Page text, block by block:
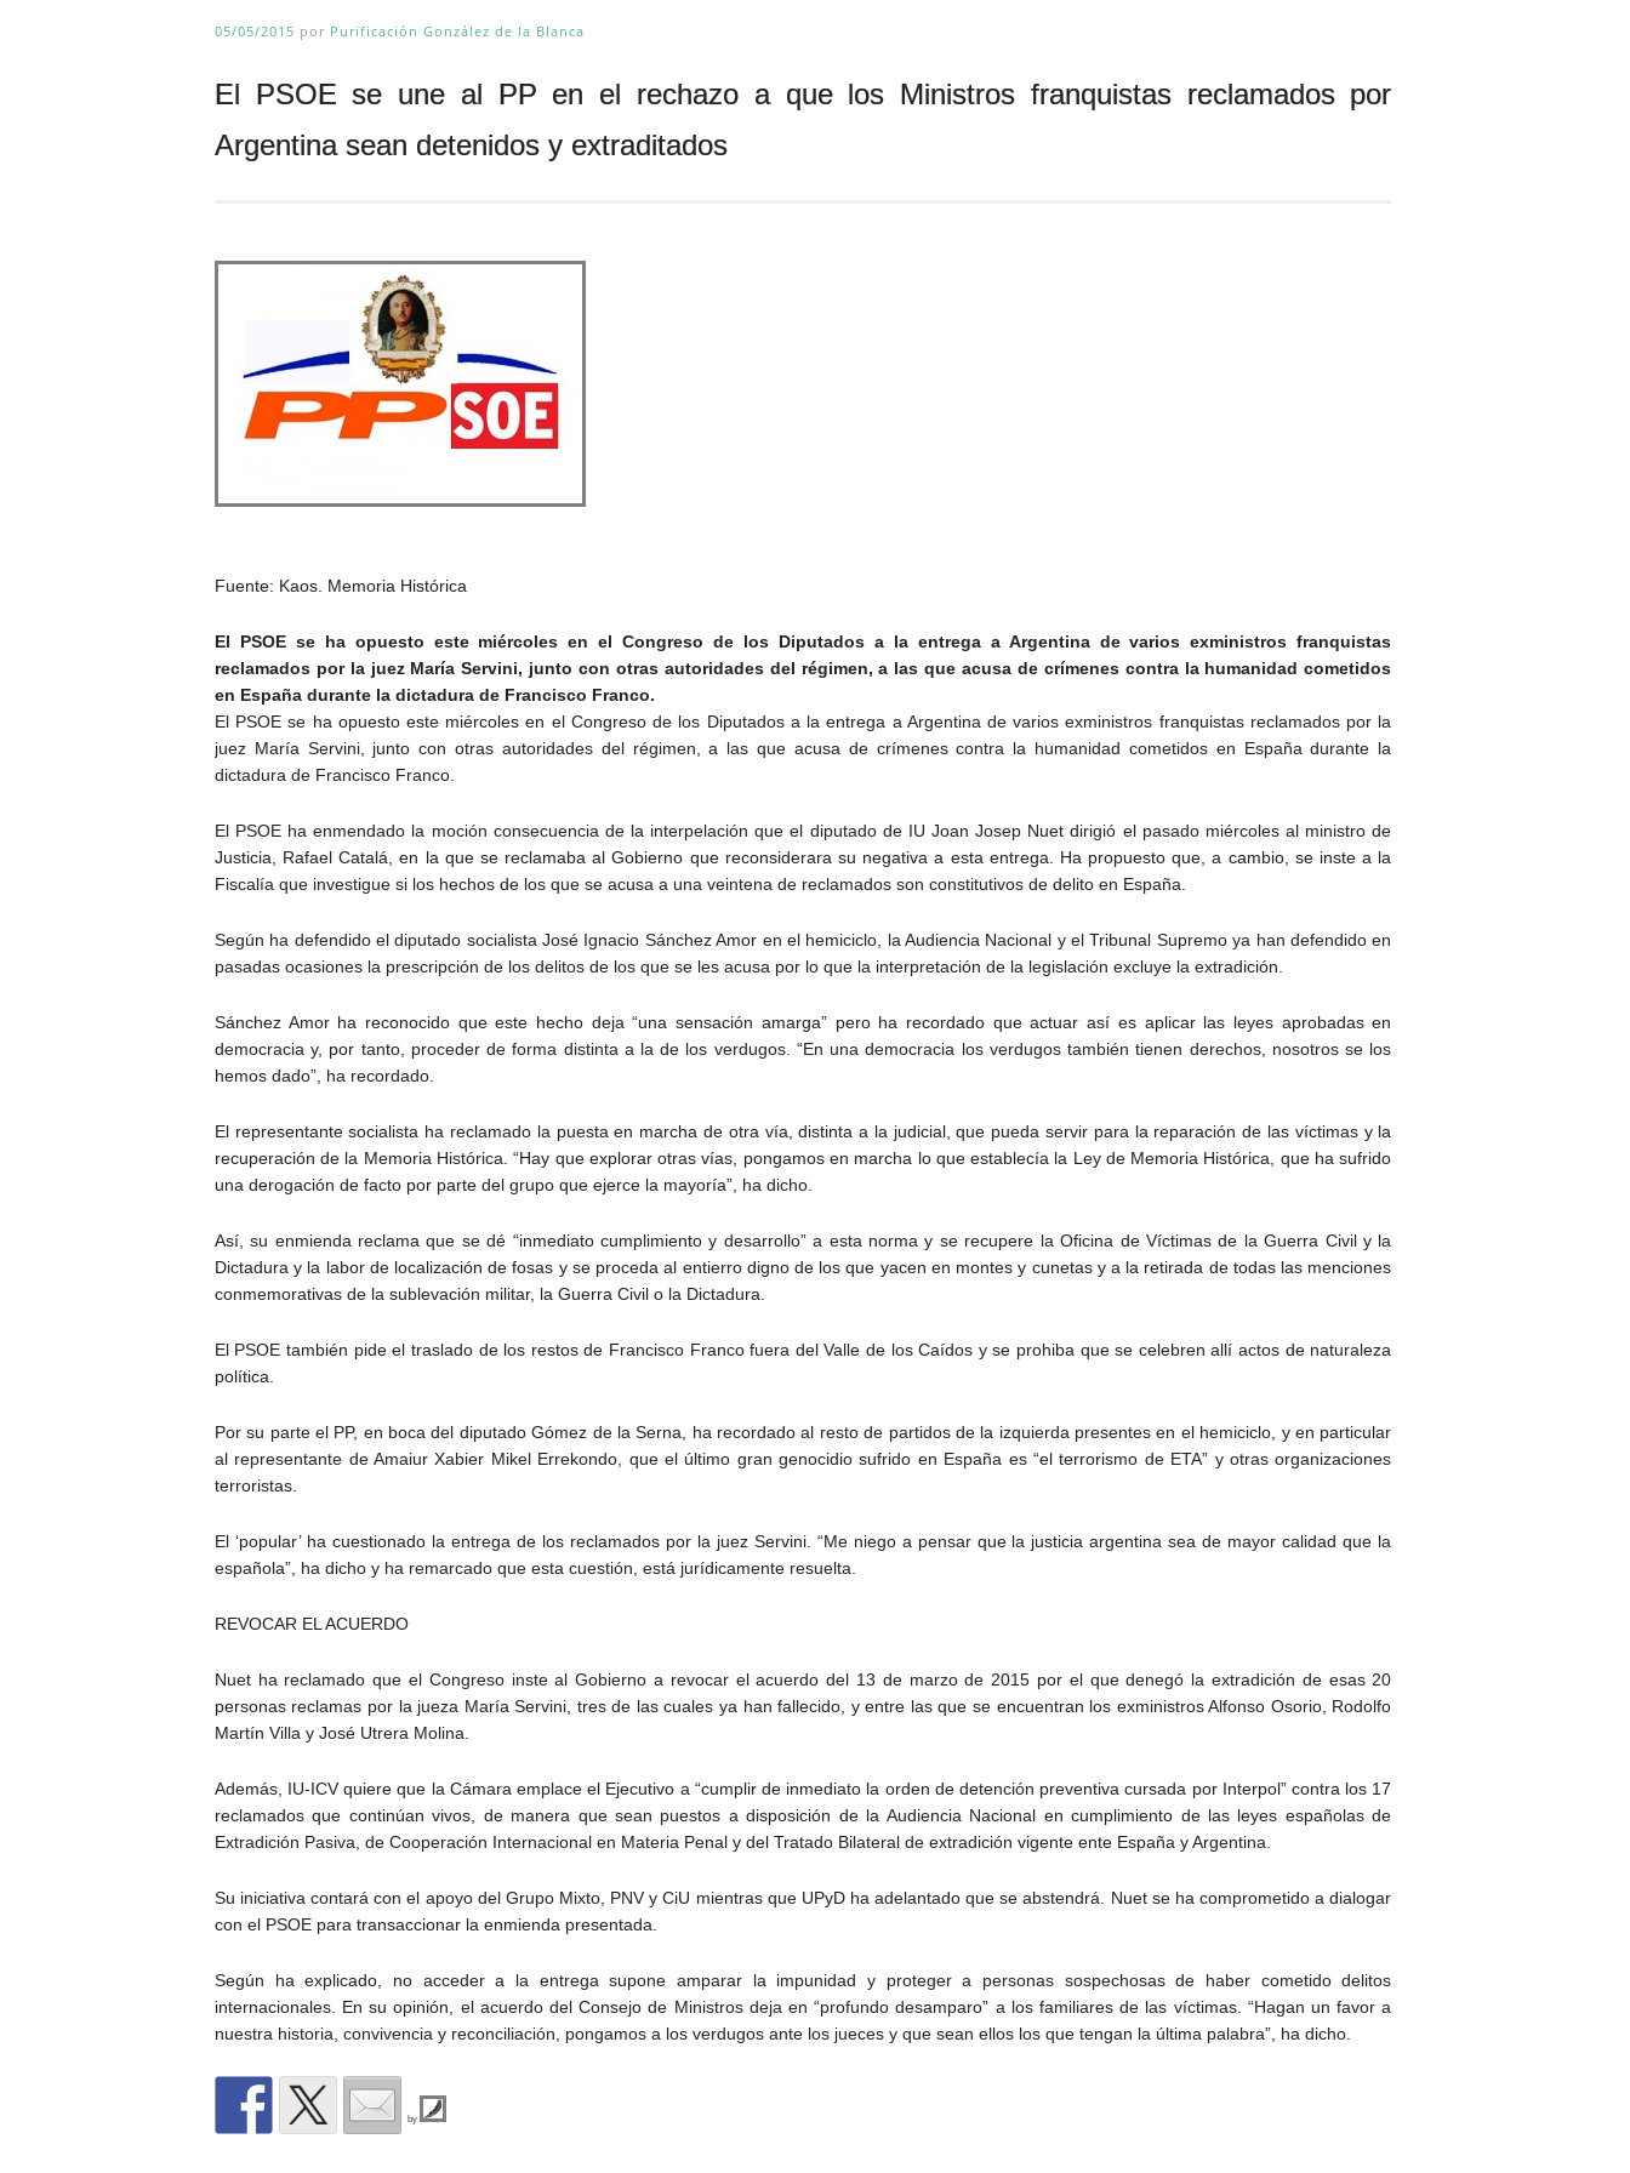
05/05/2015 por Purificación González de la Blanca
El PSOE se une al PP en el rechazo a que los Ministros franquistas reclamados por
Argentina sean detenidos y extraditados
Fuente: Kaos. Memoria Histórica
El PSOE se ha opuesto este miércoles en el Congreso de los Diputados a la entrega a Argentina de varios exministros franquistas
reclamados por la juez María Servini, junto con otras autoridades del régimen, a las que acusa de crímenes contra la humanidad cometidos
en España durante la dictadura de Francisco Franco.
El PSOE se ha opuesto este miércoles en el Congreso de los Diputados a la entrega a Argentina de varios exministros franquistas reclamados por la
juez María Servini, junto con otras autoridades del régimen, a las que acusa de crímenes contra la humanidad cometidos en España durante la
dictadura de Francisco Franco.
El PSOE ha enmendado la moción consecuencia de la interpelación que el diputado de IU Joan Josep Nuet dirigió el pasado miércoles al ministro de
Justicia, Rafael Catalá, en la que se reclamaba al Gobierno que reconsiderara su negativa a esta entrega. Ha propuesto que, a cambio, se inste a la
Fiscalía que investigue si los hechos de los que se acusa a una veintena de reclamados son constitutivos de delito en España.
Según ha defendido el diputado socialista José Ignacio Sánchez Amor en el hemiciclo, la Audiencia Nacional y el Tribunal Supremo ya han defendido en
pasadas ocasiones la prescripción de los delitos de los que se les acusa por lo que la interpretación de la legislación excluye la extradición.
Sánchez Amor ha reconocido que este hecho deja “una sensación amarga” pero ha recordado que actuar así es aplicar las leyes aprobadas en
democracia y, por tanto, proceder de forma distinta a la de los verdugos. “En una democracia los verdugos también tienen derechos, nosotros se los
hemos dado”, ha recordado.
El representante socialista ha reclamado la puesta en marcha de otra vía, distinta a la judicial, que pueda servir para la reparación de las víctimas y la
recuperación de la Memoria Histórica. “Hay que explorar otras vías, pongamos en marcha lo que establecía la Ley de Memoria Histórica, que ha sufrido
una derogación de facto por parte del grupo que ejerce la mayoría”, ha dicho.
Así, su enmienda reclama que se dé “inmediato cumplimiento y desarrollo” a esta norma y se recupere la Oficina de Víctimas de la Guerra Civil y la
Dictadura y la labor de localización de fosas y se proceda al entierro digno de los que yacen en montes y cunetas y a la retirada de todas las menciones
conmemorativas de la sublevación militar, la Guerra Civil o la Dictadura.
El PSOE también pide el traslado de los restos de Francisco Franco fuera del Valle de los Caídos y se prohiba que se celebren allí actos de naturaleza
política.
Por su parte el PP, en boca del diputado Gómez de la Serna, ha recordado al resto de partidos de la izquierda presentes en el hemiciclo, y en particular
al representante de Amaiur Xabier Mikel Errekondo, que el último gran genocidio sufrido en España es “el terrorismo de ETA” y otras organizaciones
terroristas.
El ‘popular’ ha cuestionado la entrega de los reclamados por la juez Servini. “Me niego a pensar que la justicia argentina sea de mayor calidad que la
española”, ha dicho y ha remarcado que esta cuestión, está jurídicamente resuelta.
REVOCAR EL ACUERDO
Nuet ha reclamado que el Congreso inste al Gobierno a revocar el acuerdo del 13 de marzo de 2015 por el que denegó la extradición de esas 20
personas reclamas por la jueza María Servini, tres de las cuales ya han fallecido, y entre las que se encuentran los exministros Alfonso Osorio, Rodolfo
Martín Villa y José Utrera Molina.
Además, IU-ICV quiere que la Cámara emplace el Ejecutivo a “cumplir de inmediato la orden de detención preventiva cursada por Interpol” contra los 17
reclamados que continúan vivos, de manera que sean puestos a disposición de la Audiencia Nacional en cumplimiento de las leyes españolas de
Extradición Pasiva, de Cooperación Internacional en Materia Penal y del Tratado Bilateral de extradición vigente ente España y Argentina.
Su iniciativa contará con el apoyo del Grupo Mixto, PNV y CiU mientras que UPyD ha adelantado que se abstendrá. Nuet se ha comprometido a dialogar
con el PSOE para transaccionar la enmienda presentada.
Según ha explicado, no acceder a la entrega supone amparar la impunidad y proteger a personas sospechosas de haber cometido delitos
internacionales. En su opinión, el acuerdo del Consejo de Ministros deja en “profundo desamparo” a los familiares de las víctimas. “Hagan un favor a
nuestra historia, convivencia y reconciliación, pongamos a los verdugos ante los jueces y que sean ellos los que tengan la última palabra”, ha dicho.
by